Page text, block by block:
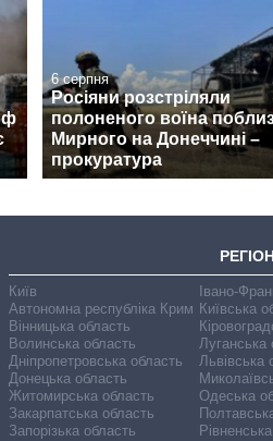
6 серпня
Росіяни розстріляли
полоненого воїна
Мирного на Донеччині –
прокуратура
Київ
Автономна республіка Крим
Вінницька область
Волинська область
Дніпропетровська область
Донецька область
Житомирська область
Закарпатська область
Запорізька область
Івано-
Київська
Луганська
Львівська
Одеська